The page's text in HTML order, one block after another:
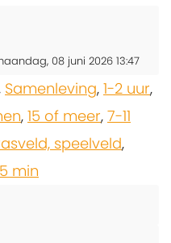
08 juni 2026 13:47
Samenleving, 1-2 uur,
, 15 of meer, 7-11
speelveld,
min